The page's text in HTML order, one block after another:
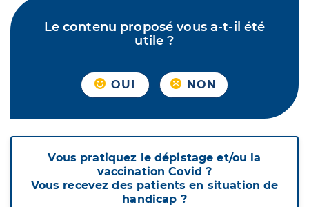
Le contenu proposé vous a-t-il été
utile ?
OUI NON
Vous pratiquez le dépistage et/ou la
vaccination Covid ?
Vous recevez des patients en situation de
handicap ?